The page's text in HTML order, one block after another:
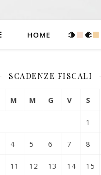
HOME 🫱 ‍🫲
SCADENZE FISCALI
M M G V S
1
4 5 6 7 8
11 12 13 14 15